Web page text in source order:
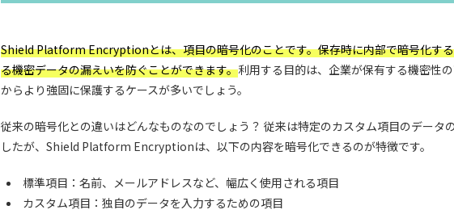
Shield Platform Encryptionとは、項目の暗号化のことです。保存時に内部で暗号化す
る機密データの漏えいを防ぐことができます。利用する目的は、企業が保有する機密性
からより強固に保護するケースが多いでしょう。
従来の暗号化との違いはどんなものなのでしょう？ 従来は特定のカスタム項目のデータ
したが、Shield Platform Encryptionは、以下の内容を暗号化できるのが特徴です。
標準項目：名前、メールアドレスなど、幅広く使用される項目
カスタム項目：独自のデータを入力するための項目